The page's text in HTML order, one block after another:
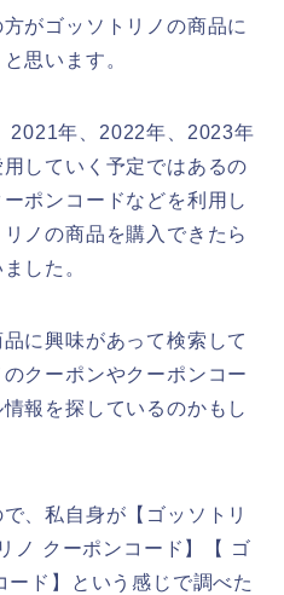
がゴッソトリノの商品に
思います。
2021年、2022年、2023年
していく予定ではあるの
ポンコードなどを利用し
ノの商品を購入できたら
した。
に興味があって検索して
クーポンやクーポンコー
報を探しているのかもし
、私自身が【ゴッソトリ
ノ クーポンコード】【 ゴ
ード】という感じで調べた